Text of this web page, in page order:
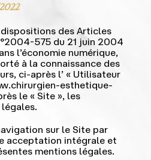
des Articles
575 du 21 juin 2004
l’économie numérique,
à la connaissance des
ci-après l’ « Utilisateur
esthetique-
le « Site », les
sur le Site par
acceptation intégrale et
mentions légales.